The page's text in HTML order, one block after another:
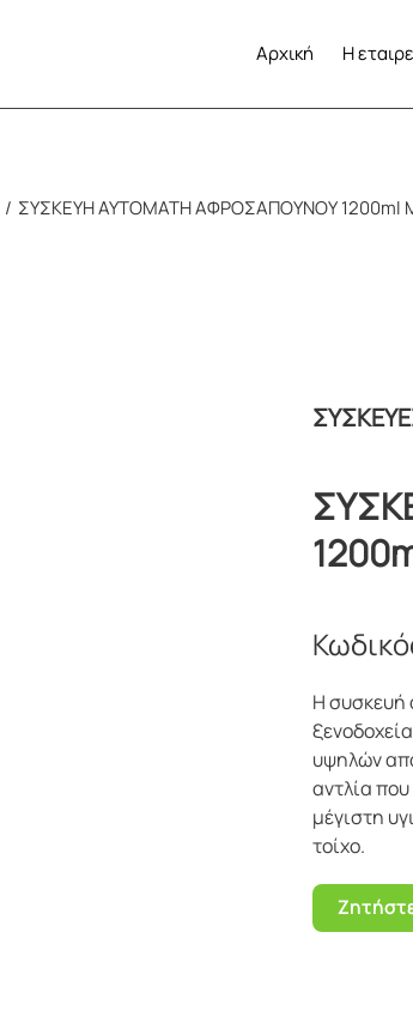
Αρχική Η
ΣΥΣΚΕΥΗ ΑΥΤΟΜΑΤΗ ΑΦΡΟΣΑΠΟΥΝΟΥ 1200ml
Η συσκευή
υψηλών
αντλία
μέγιστη
τοίχο.